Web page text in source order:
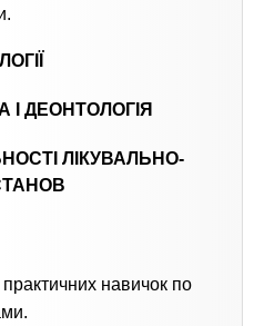
І ДЕОНТОЛОГІЯ
ЛІКУВАЛЬНО-
навичок по